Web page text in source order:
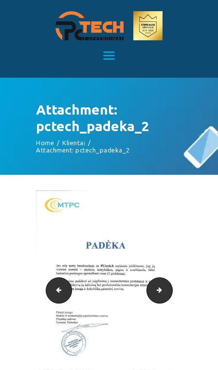
Attachment:
pctech_padeka_2
Home
Klientai
Attachment: pctech_padeka_2
Kompiuterių remontas Kaune
Kompiuterių priežiūra
APIE MUS
KONTAKTAI
padeka-001 PCtech-